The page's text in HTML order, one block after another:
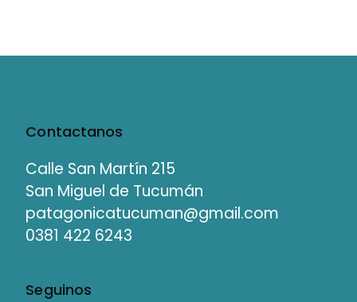
Contactanos
Calle San Martín 215
San Miguel de Tucumán
patagonicatucuman@gmail.com
0381 422 6243
Seguinos